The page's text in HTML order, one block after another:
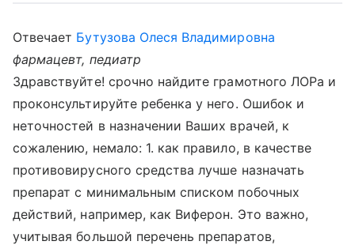
Отвечает Бутузова Олеся Владимировна
фармацевт, педиатр
Здравствуйте! срочно найдите грамотного ЛОРа и
проконсультируйте ребенка у него. Ошибок и
неточностей в назначении Ваших врачей, к
сожалению, немало: 1. как правило, в качестве
противовирусного средства лучше назначать
препарат с минимальным списком побочных
действий, например, как Виферон. Это важно,
учитывая большой перечень препаратов,